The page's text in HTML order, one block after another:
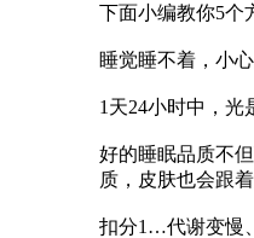
下面小编教你5个
睡觉睡不着，小
1天24小时中，
好的睡眠品质不
质，皮肤也会跟
扣分1…代谢变慢